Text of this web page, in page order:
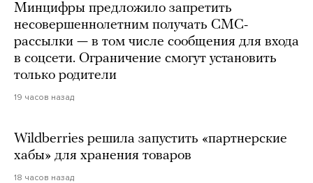
Минцифры предложило запретить
несовершеннолетним получать СМС-
рассылки — в том числе сообщения для входа
в соцсети. Ограничение смогут установить
только родители
19 часов назад
Wildberries решила запустить «партнерские
хабы» для хранения товаров
18 часов назад